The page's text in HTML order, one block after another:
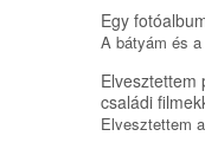
Egy
A bátyám és
Elvesztettem
családi
Elvesztettem